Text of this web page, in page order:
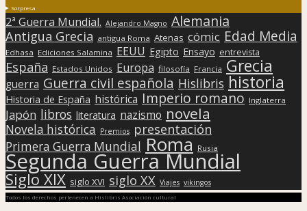
Sorpresa
2ª Guerra Mundial. Alejandro Magno Alemania
Antigua Grecia antigua Roma Atenas cómic Edad Media
Edhasa Ediciones Salamina EEUU Egipto Ensayo entrevista
España Estados Unidos Europa filosofía Francia Grecia
guerra Guerra civil española Hislibris historia
Historia de España histórica Imperio romano Inglaterra
Japón libros literatura nazismo novela
Novela histórica Premios presentación
Primera Guerra Mundial Roma Rusia
Segunda Guerra Mundial
Siglo XIX siglo XVI siglo XX Viajes vikingos
Todos los derechos pertenecen a Hislibris Asociación cultural